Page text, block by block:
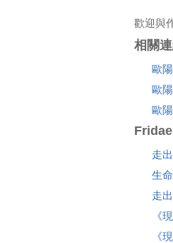
歡迎與
相關
歐
歐
歐
走
生
走
《
《